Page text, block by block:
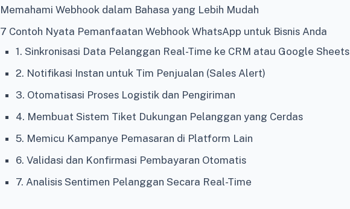
Memahami Webhook dalam Bahasa yang Lebih Mudah
7 Contoh Nyata Pemanfaatan Webhook WhatsApp untuk Bisnis Anda
1. Sinkronisasi Data Pelanggan Real-Time ke CRM atau Google Sheets
2. Notifikasi Instan untuk Tim Penjualan (Sales Alert)
3. Otomatisasi Proses Logistik dan Pengiriman
4. Membuat Sistem Tiket Dukungan Pelanggan yang Cerdas
5. Memicu Kampanye Pemasaran di Platform Lain
6. Validasi dan Konfirmasi Pembayaran Otomatis
7. Analisis Sentimen Pelanggan Secara Real-Time